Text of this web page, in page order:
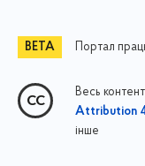
Портал
Весь
Attribution
інше